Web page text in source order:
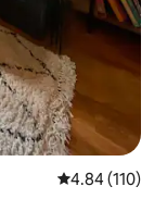
औसत रेटिंग 5 में से
4.84 (110)